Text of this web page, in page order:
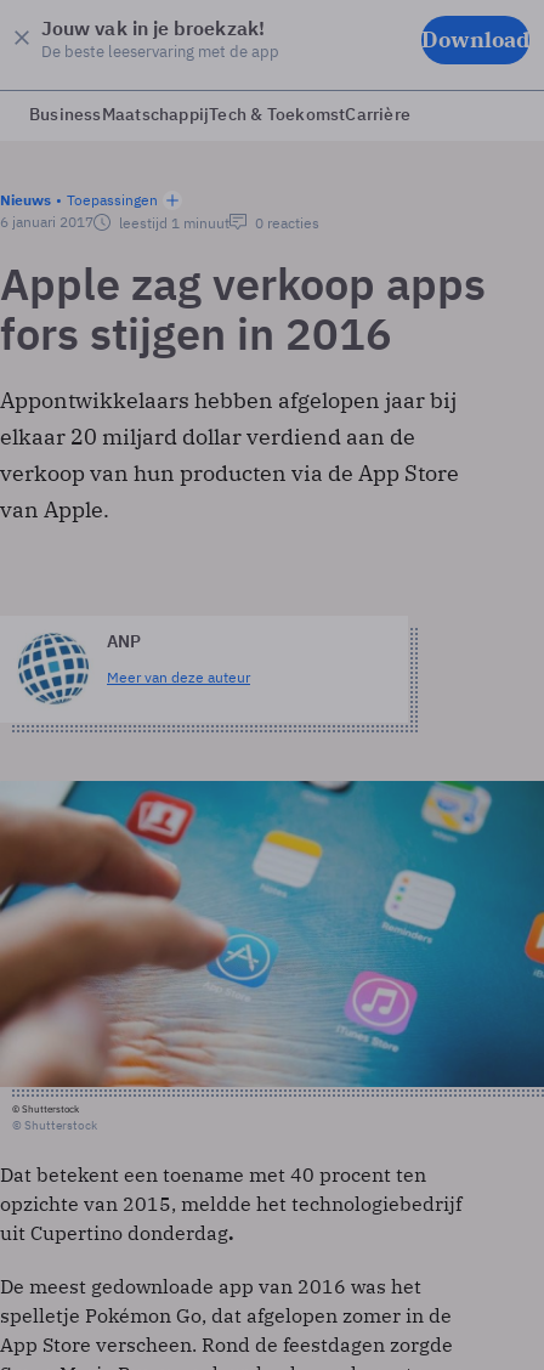
Jouw vak in je broekzak!
De beste leeservaring met de app Download
BusinessMaatschappijTech & ToekomstCarrière
Nieuws
Toepassingen
6 januari 2017
leestijd 1 minuut 0 reacties
Apple zag verkoop apps
fors stijgen in 2016
Appontwikkelaars hebben afgelopen jaar bij
elkaar 20 miljard dollar verdiend aan de
verkoop van hun producten via de App Store
van Apple.
ANP
Meer van deze auteur
© Shutterstock
© Shutterstock
Dat betekent een toename met 40 procent ten
opzichte van 2015, meldde het technologiebedrijf
uit Cupertino donderdag.
De meest gedownloade app van 2016 was het
spelletje Pokémon Go, dat afgelopen zomer in de
App Store verscheen. Rond de feestdagen zorgde